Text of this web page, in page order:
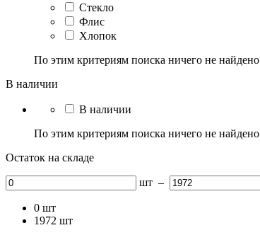
Стекло
Флис
Хлопок
По этим критериям поиска ничего не найдено
В наличии
В наличии
По этим критериям поиска ничего не найдено
Остаток на складе
шт –
0 шт
1972 шт